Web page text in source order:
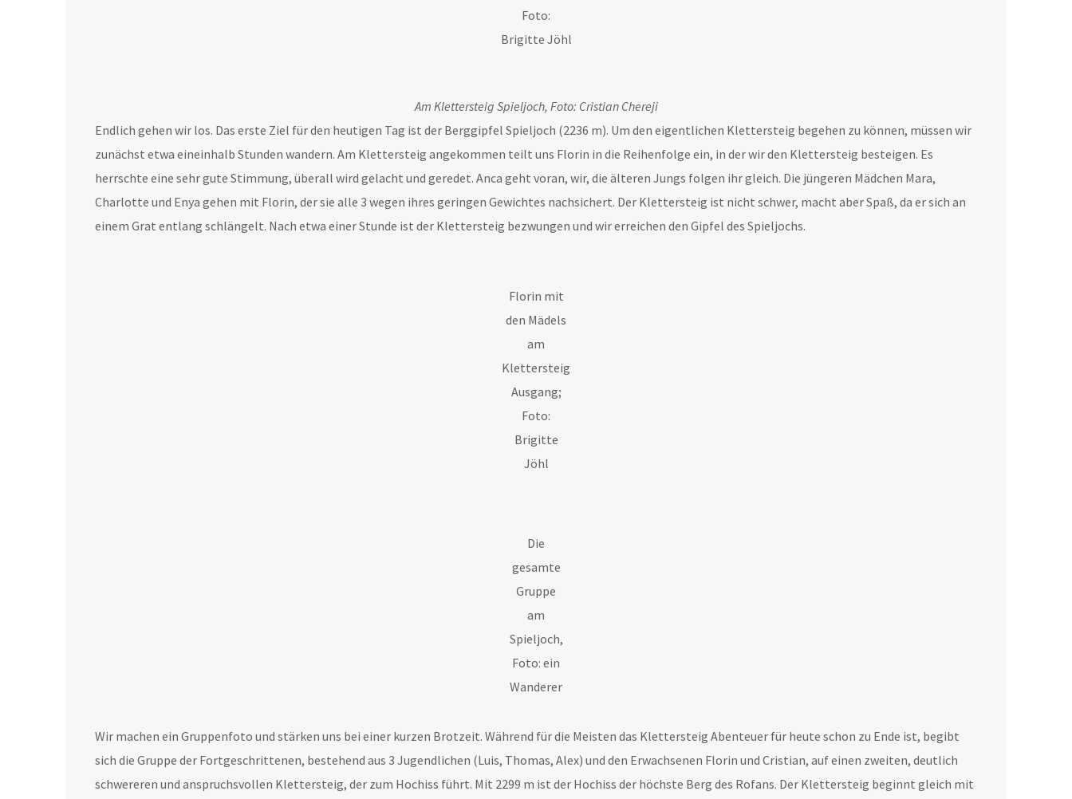
Foto:
Brigitte Jöhl
Am Klettersteig Spieljoch, Foto: Cristian Chereji
Endlich gehen wir los. Das erste Ziel für den heutigen Tag ist der Berggipfel Spieljoch (2236 m). Um den eigentlichen Klettersteig begehen zu können, müssen wir
zunächst etwa eineinhalb Stunden wandern. Am Klettersteig angekommen teilt uns Florin in die Reihenfolge ein, in der wir den Klettersteig besteigen. Es
herrschte eine sehr gute Stimmung, überall wird gelacht und geredet. Anca geht voran, wir, die älteren Jungs folgen ihr gleich. Die jüngeren Mädchen Mara,
Charlotte und Enya gehen mit Florin, der sie alle 3 wegen ihres geringen Gewichtes nachsichert. Der Klettersteig ist nicht schwer, macht aber Spaß, da er sich an
einem Grat entlang schlängelt. Nach etwa einer Stunde ist der Klettersteig bezwungen und wir erreichen den Gipfel des Spieljochs.
Florin mit
den Mädels
am
Klettersteig
Ausgang;
Foto:
Brigitte
Jöhl
Die
gesamte
Gruppe
am
Spieljoch,
Foto: ein
Wanderer
Wir machen ein Gruppenfoto und stärken uns bei einer kurzen Brotzeit. Während für die Meisten das Klettersteig Abenteuer für heute schon zu Ende ist, begibt
sich die Gruppe der Fortgeschrittenen, bestehend aus 3 Jugendlichen (Luis, Thomas, Alex) und den Erwachsenen Florin und Cristian, auf einen zweiten, deutlich
schwereren und anspruchsvollen Klettersteig, der zum Hochiss führt. Mit 2299 m ist der Hochiss der höchste Berg des Rofans. Der Klettersteig beginnt gleich mit